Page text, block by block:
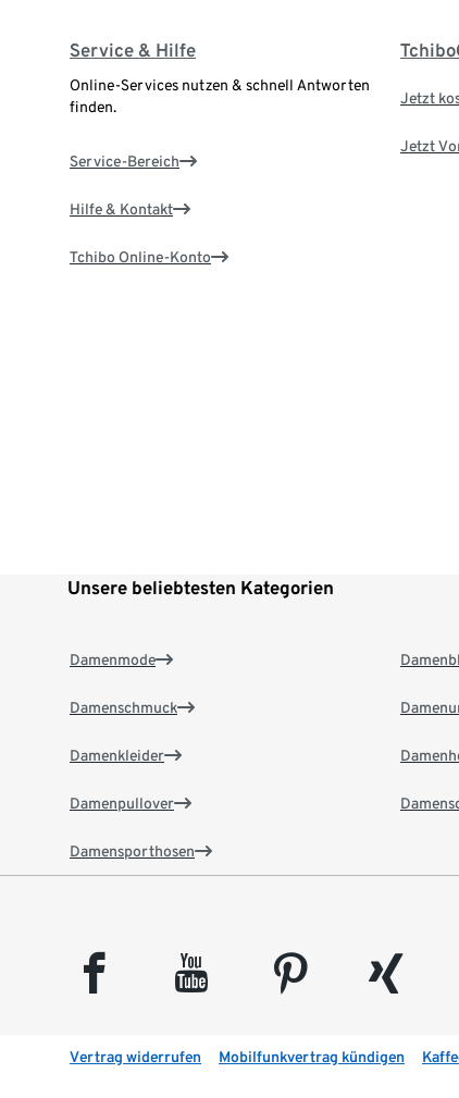
Service & Hilfe
Online-Services nutzen & schnell Antworten
finden.
Service-Bereich
Hilfe & Kontakt
Tchibo Online-Konto
Jetzt
Jetzt
Unsere beliebtesten Kategorien
Damenmode
Damenschmuck
Damenkleider
Damenpullover
Damensporthosen
facebook youtube pinterest xing
Vertrag widerrufen Mobilfunkvertrag kündigen